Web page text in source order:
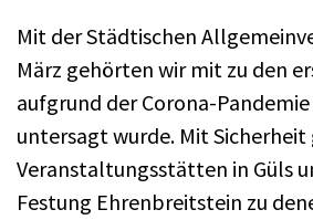
Mit der Städtischen
März gehörten wir mit zu den
aufgrund der Corona-
untersagt wurde. Mit Sicherheit
Veranstaltungsstätten in Güls
Festung Ehrenbreitstein zu